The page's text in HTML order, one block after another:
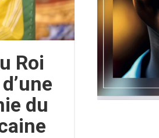
Roi
du